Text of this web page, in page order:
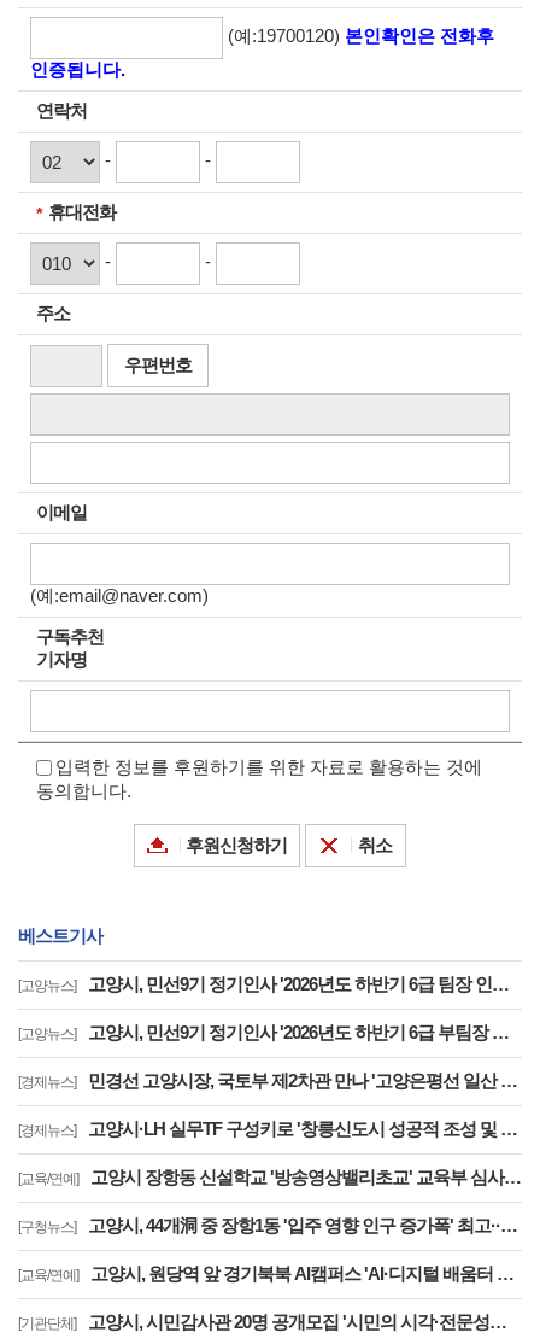
(예:19700120) 본인확인은 전화후
인증됩니다.
연락처
- -
필수입력
휴대전화
- -
주소
우편번호
이메일
(예:email@naver.com)
구독추천
기자명
입력한 정보를 후원하기를 위한 자료로 활용하는 것에
동의합니다.
후원신청하기 취소
베스트기사
[고양뉴스] 고양시, 민선9기 정기인사 '2026년도 하반기 6급 팀장 인사발령 사항'
[고양뉴스] 고양시, 민선9기 정기인사 '2026년도 하반기 6급 부팀장 이하 인사발령 사항'
[경제뉴스] 민경선 고양시장, 국토부 제2차관 만나 '고양은평선 일산 연장 반영' 등 요청
[경제뉴스] 고양시·LH 실무TF 구성키로 '창릉신도시 성공적 조성 및 자족기능 강화 협력'
[교육/연예] 고양시 장항동 신설학교 '방송영상밸리초교' 교육부 심사 통과··2030년 개교
[구청뉴스] 고양시, 44개洞 중 장항1동 '입주 영향 인구 증가폭' 최고··풍산동도 증가세 지속
[교육/연예] 고양시, 원당역 앞 경기북북 AI캠퍼스 'AI·디지털 배움터 체험존' 12월까지 운영
[기관단체] 고양시, 시민감사관 20명 공개모집 '시민의 시각·전문성으로 감사행정 제고'